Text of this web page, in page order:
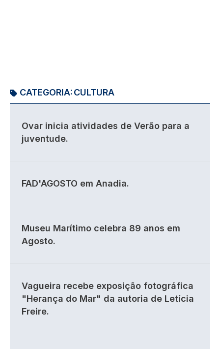
CATEGORIA:CULTURA
Ovar inicia atividades de Verão para a
juventude.
FAD'AGOSTO em Anadia.
Museu Marítimo celebra 89 anos em
Agosto.
Vagueira recebe exposição fotográfica
"Herança do Mar" da autoria de Letícia
Freire.